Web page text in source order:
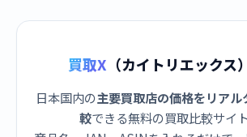
買取X （カイトリエックス
日本国内の主要買取店の価格をリア
較できる無料の買取比較サイト